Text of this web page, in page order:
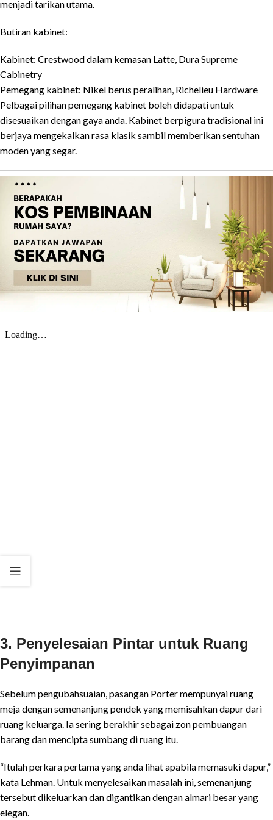
menjadi tarikan utama.
Butiran kabinet:
Kabinet: Crestwood dalam kemasan Latte, Dura Supreme
Cabinetry
Pemegang kabinet: Nikel berus peralihan, Richelieu Hardware
Pelbagai pilihan pemegang kabinet boleh didapati untuk
disesuaikan dengan gaya anda. Kabinet berpigura tradisional ini
berjaya mengekalkan rasa klasik sambil memberikan sentuhan
moden yang segar.
3. Penyelesaian Pintar untuk Ruang
Penyimpanan
Sebelum pengubahsuaian, pasangan Porter mempunyai ruang
meja dengan semenanjung pendek yang memisahkan dapur dari
ruang keluarga. Ia sering berakhir sebagai zon pembuangan
barang dan mencipta sumbang di ruang itu.
“Itulah perkara pertama yang anda lihat apabila memasuki dapur,”
kata Lehman. Untuk menyelesaikan masalah ini, semenanjung
tersebut dikeluarkan dan digantikan dengan almari besar yang
elegan.